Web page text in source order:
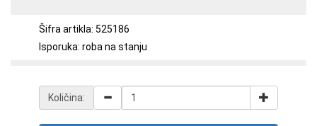
Šifra artikla: 525186
Isporuka: roba na stanju
Količina: